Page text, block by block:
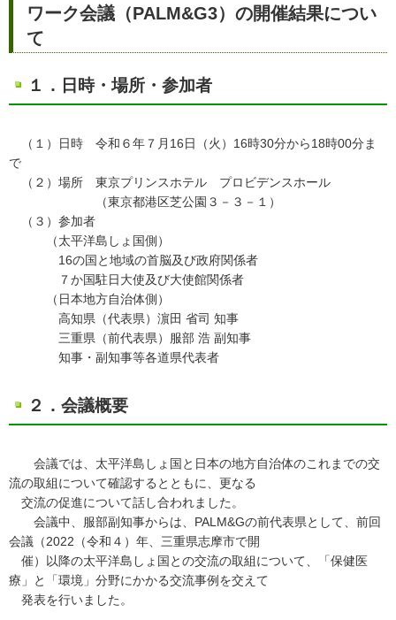
ワーク会議（PALM&G3）の開催結果につい
て
１．日時・場所・参加者
（１）日時 令和６年７月16日（火）16時30分から18時00分ま
で
（２）場所 東京プリンスホテル プロビデンスホール
（東京都港区芝公園３－３－１）
（３）参加者
（太平洋島しょ国側）
16の国と地域の首脳及び政府関係者
７か国駐日大使及び大使館関係者
（日本地方自治体側）
高知県（代表県）濵田 省司 知事
三重県（前代表県）服部 浩 副知事
知事・副知事等各道県代表者
２．会議概要
会議では、太平洋島しょ国と日本の地方自治体のこれまでの交
流の取組について確認するとともに、更なる
交流の促進について話し合われました。
会議中、服部副知事からは、PALM&Gの前代表県として、前回
会議（2022（令和４）年、三重県志摩市で開
催）以降の太平洋島しょ国との交流の取組について、「保健医
療」と「環境」分野にかかる交流事例を交えて
発表を行いました。